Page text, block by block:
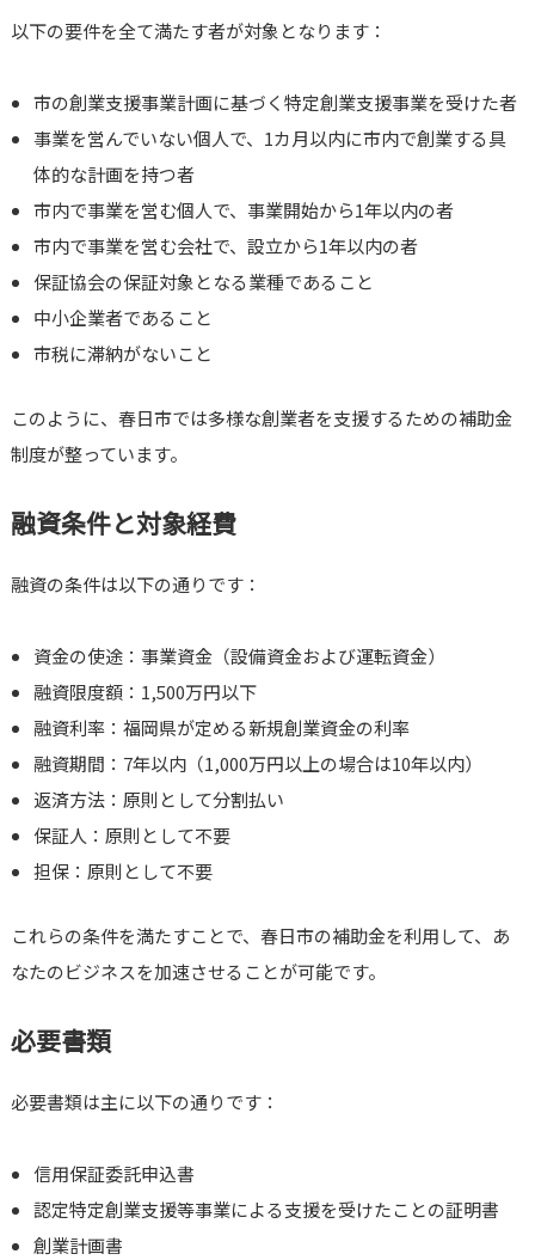
以下の要件を全て満たす者が対象となります：
市の創業支援事業計画に基づく特定創業支援事業を受けた者
事業を営んでいない個人で、1カ月以内に市内で創業する具
体的な計画を持つ者
市内で事業を営む個人で、事業開始から1年以内の者
市内で事業を営む会社で、設立から1年以内の者
保証協会の保証対象となる業種であること
中小企業者であること
市税に滞納がないこと
このように、春日市では多様な創業者を支援するための補助金
制度が整っています。
融資条件と対象経費
融資の条件は以下の通りです：
資金の使途：事業資金（設備資金および運転資金）
融資限度額：1,500万円以下
融資利率：福岡県が定める新規創業資金の利率
融資期間：7年以内（1,000万円以上の場合は10年以内）
返済方法：原則として分割払い
保証人：原則として不要
担保：原則として不要
これらの条件を満たすことで、春日市の補助金を利用して、あ
なたのビジネスを加速させることが可能です。
必要書類
必要書類は主に以下の通りです：
信用保証委託申込書
認定特定創業支援等事業による支援を受けたことの証明書
創業計画書